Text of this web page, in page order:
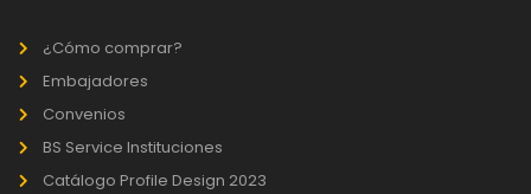
¿Cómo comprar?
Embajadores
Convenios
BS Service Instituciones
Catálogo Profile Design 2023